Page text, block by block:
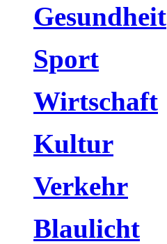
Gesundheit
Sport
Wirtschaft
Kultur
Verkehr
Blaulicht